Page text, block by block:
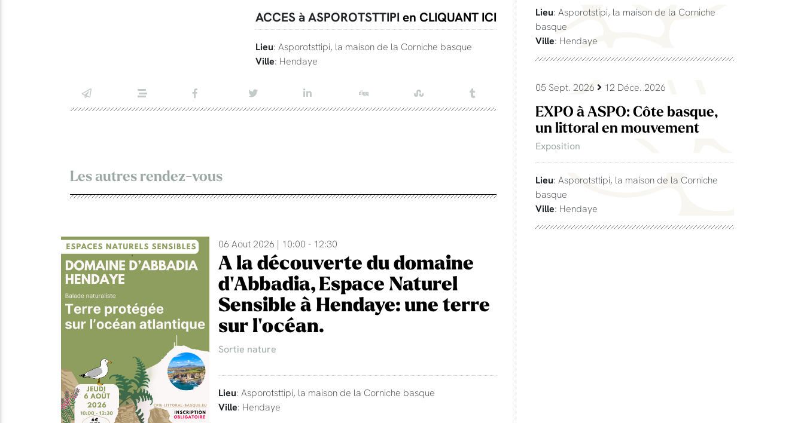
ACCES à ASPOROTSTTIPI en CLIQUANT ICI
Lieu: Asporotsttipi, la maison de la Corniche basque
Ville: Hendaye
Les autres rendez-vous
06 Aout 2026 | 10:00 - 12:30
A la découverte du domaine
d'Abbadia, Espace Naturel
Sensible à Hendaye: une terre
sur l'océan.
Sortie nature
Lieu: Asporotsttipi, la maison de la Corniche basque
Ville: Hendaye
Lieu: Asporotstipi, la maison de la Corniche
basque
Ville: Hendaye
05 Sept. 2026 12 Déce. 2026
EXPO à ASPO: Côte basque,
un littoral en mouvement
Exposition
Lieu: Asporotsttipi, la maison de la Corniche
basque
Ville: Hendaye